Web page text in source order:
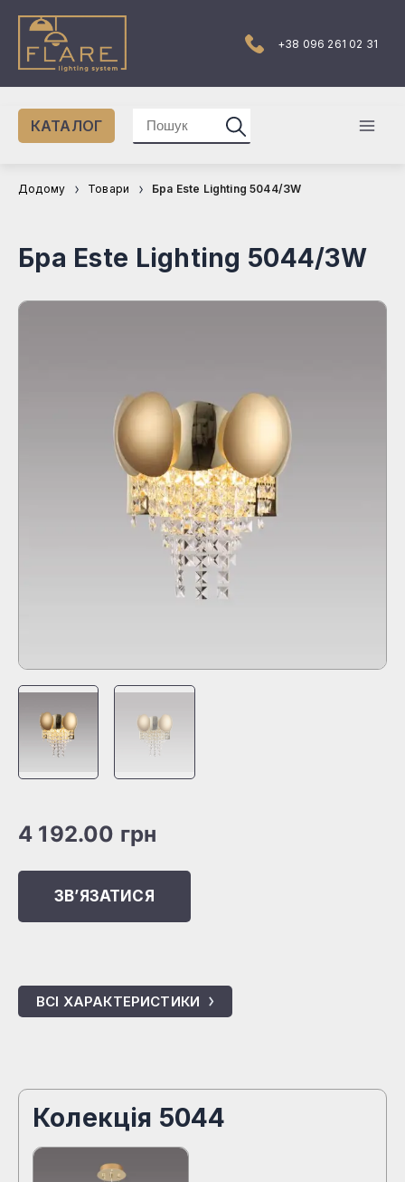
вмісту
+38 096 261 02 31
КАТАЛОГ
Шукати:
Додому Товари Бра Este Lighting 5044/3W
Бра Este Lighting 5044/3W
ЗВʼЯЗАТИСЯ
ВСІ ХАРАКТЕРИСТИКИ
4 192.00 грн
Колекція 5044